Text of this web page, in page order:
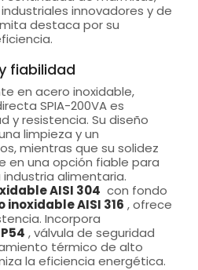
innovadores y de
destaca por su
fiabilidad
en acero inoxidable,
SPIA-200VA es
y resistencia. Su diseño
limpieza y un
mientras que su solidez
en una opción fiable para
alimentaria.
AISI 304 con fondo
inoxidable AISI 316 , ofrece
Incorpora
, válvula de seguridad
térmico de alto
la eficiencia energética.